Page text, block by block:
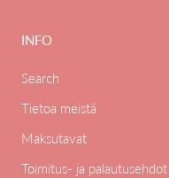
INFO
Search
Tietoa meistä
Maksutavat
Toimitus- ja palautusehdot